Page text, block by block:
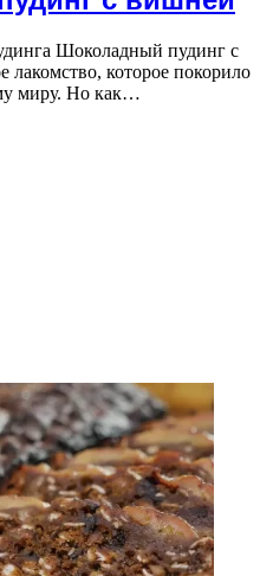
Шоколадный пудинг с
лакомство, которое покорило
миру. Но как…